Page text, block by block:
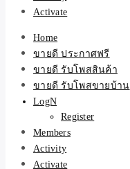
Activate
Home
ขายดี ประกาศฟรี
ขายดี รับโพสสินค้า
ขายดี รับโพสขายบ้าน
LogN
Register
Members
Activity
Activate